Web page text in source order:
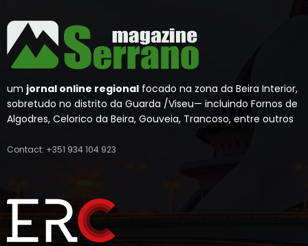
um jornal online regional focado na zona da Beira Interior,
sobretudo no distrito da Guarda /Viseu— incluindo Fornos de
Algodres, Celorico da Beira, Gouveia, Trancoso, entre outros
Contact: +351 934 104 923